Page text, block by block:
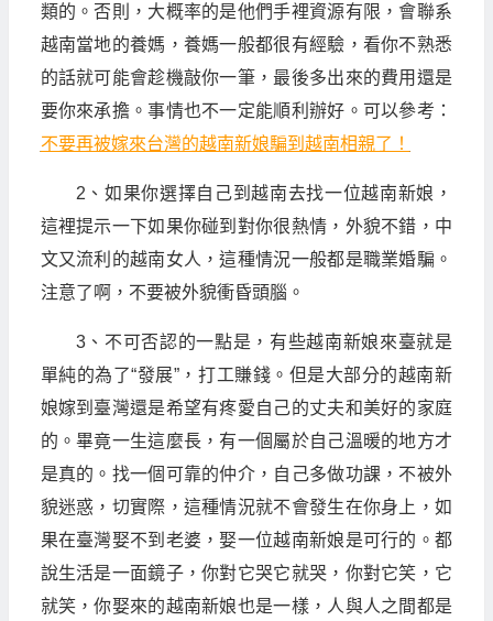
類的。否則，大概率的是他們手裡資源有限，會聯系
越南當地的養媽，養媽一般都很有經驗，看你不熟悉
的話就可能會趁機敲你一筆，最後多出來的費用還是
要你來承擔。事情也不一定能順利辦好。可以參考：
不要再被嫁來台灣的越南新娘騙到越南相親了！
2、如果你選擇自己到越南去找一位越南新娘，
這裡提示一下如果你碰到對你很熱情，外貌不錯，中
文又流利的越南女人，這種情況一般都是職業婚騙。
注意了啊，不要被外貌衝昏頭腦。
3、不可否認的一點是，有些越南新娘來臺就是
單純的為了“發展”，打工賺錢。但是大部分的越南新
娘嫁到臺灣還是希望有疼愛自己的丈夫和美好的家庭
的。畢竟一生這麼長，有一個屬於自己溫暖的地方才
是真的。找一個可靠的仲介，自己多做功課，不被外
貌迷惑，切實際，這種情況就不會發生在你身上，如
果在臺灣娶不到老婆，娶一位越南新娘是可行的。都
說生活是一面鏡子，你對它哭它就哭，你對它笑，它
就笑，你娶來的越南新娘也是一樣，人與人之間都是